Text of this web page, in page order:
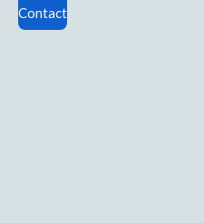
Contact